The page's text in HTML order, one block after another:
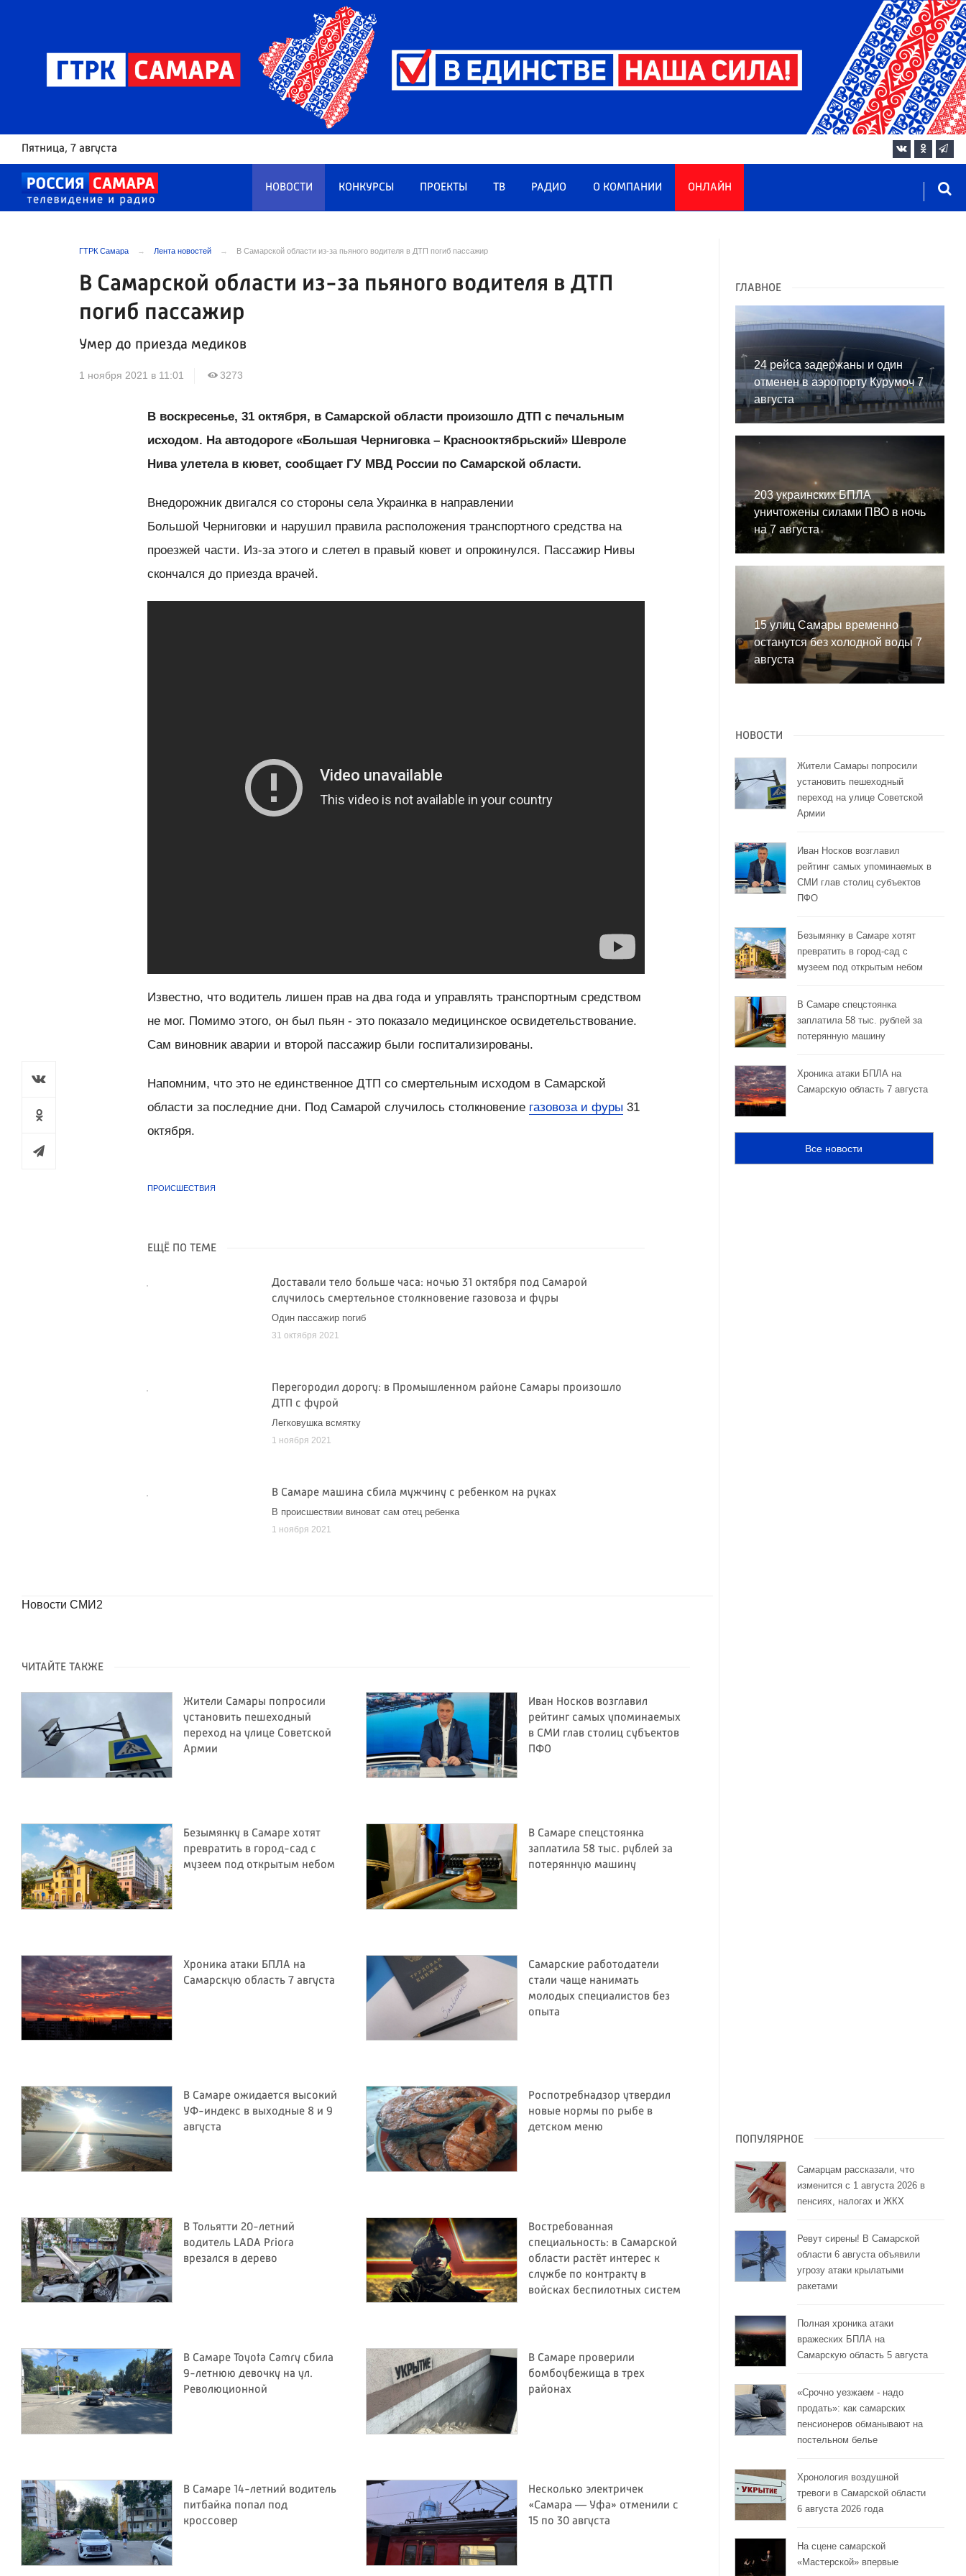
Пятница, 7 августа
НОВОСТИ КОНКУРСЫ ПРОЕКТЫ ТВ РАДИО О КОМПАНИИ ОНЛАЙН
ГТРК Самара Лента новостей В Самарской области из-за пьяного водителя в ДТП погиб пассажир
В Самарской области из-за пьяного водителя в ДТП
погиб пассажир
Умер до приезда медиков
1 ноября 2021 в 11:01 3273
В воскресенье, 31 октября, в Самарской области произошло ДТП с печальным
исходом. На автодороге «Большая Черниговка – Краснооктябрьский» Шевроле
Нива улетела в кювет, сообщает ГУ МВД России по Самарской области.
Внедорожник двигался со стороны села Украинка в направлении
Большой Черниговки и нарушил правила расположения транспортного средства на
проезжей части. Из-за этого и слетел в правый кювет и опрокинулся. Пассажир Нивы
скончался до приезда врачей.
Известно, что водитель лишен прав на два года и управлять транспортным средством
не мог. Помимо этого, он был пьян - это показало медицинское освидетельствование.
Сам виновник аварии и второй пассажир были госпитализированы.
Напомним, что это не единственное ДТП со смертельным исходом в Самарской
области за последние дни. Под Самарой случилось столкновение газовоза и фуры 31
октября.
ПРОИСШЕСТВИЯ
ЕЩЁ ПО ТЕМЕ
Доставали тело больше часа: ночью 31 октября под Самарой
случилось смертельное столкновение газовоза и фуры
Один пассажир погиб
31 октября 2021
Перегородил дорогу: в Промышленном районе Самары произошло
ДТП с фурой
Легковушка всмятку
1 ноября 2021
В Самаре машина сбила мужчину с ребенком на руках
В происшествии виноват сам отец ребенка
1 ноября 2021
Новости СМИ2
ЧИТАЙТЕ ТАКЖЕ
Жители Самары попросили
установить пешеходный
переход на улице Советской
Армии
Иван Носков возглавил
рейтинг самых упоминаемых
в СМИ глав столиц субъектов
ПФО
Безымянку в Самаре хотят
превратить в город-сад с
музеем под открытым небом
В Самаре спецстоянка
заплатила 58 тыс. рублей за
потерянную машину
Хроника атаки БПЛА на
Самарскую область 7 августа
Самарские работодатели
стали чаще нанимать
молодых специалистов без
опыта
В Самаре ожидается высокий
УФ-индекс в выходные 8 и 9
августа
Роспотребнадзор утвердил
новые нормы по рыбе в
детском меню
В Тольятти 20-летний
водитель LADA Priora
врезался в дерево
Востребованная
специальность: в Самарской
области растёт интерес к
службе по контракту в
войсках беспилотных систем
В Самаре Toyota Camry сбила
9-летнюю девочку на ул.
Революционной
В Самаре проверили
бомбоубежища в трех
районах
В Самаре 14-летний водитель
питбайка попал под
кроссовер
Несколько электричек
«Самара — Уфа» отменили с
15 по 30 августа
ГЛАВНОЕ
24 рейса задержаны и один
отменен в аэропорту Курумоч 7
августа
203 украинских БПЛА
уничтожены силами ПВО в ночь
на 7 августа
15 улиц Самары временно
останутся без холодной воды 7
августа
НОВОСТИ
Жители Самары попросили
установить пешеходный
переход на улице Советской
Армии
Иван Носков возглавил
рейтинг самых упоминаемых в
СМИ глав столиц субъектов
ПФО
Безымянку в Самаре хотят
превратить в город-сад с
музеем под открытым небом
В Самаре спецстоянка
заплатила 58 тыс. рублей за
потерянную машину
Хроника атаки БПЛА на
Самарскую область 7 августа
Все новости
ПОПУЛЯРНОЕ
Самарцам рассказали, что
изменится с 1 августа 2026 в
пенсиях, налогах и ЖКХ
Ревут сирены! В Самарской
области 6 августа объявили
угрозу атаки крылатыми
ракетами
Полная хроника атаки
вражеских БПЛА на
Самарскую область 5 августа
«Срочно уезжаем - надо
продать»: как самарских
пенсионеров обманывают на
постельном белье
Хронология воздушной
тревоги в Самарской области
6 августа 2026 года
На сцене самарской
«Мастерской» впервые